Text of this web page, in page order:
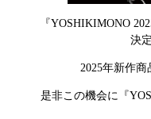
『YOSHIKIMONO
決
2025年新作商
是非この機会に『